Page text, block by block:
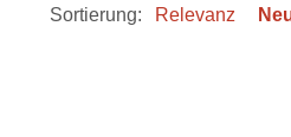
Sortierung: Relevanz